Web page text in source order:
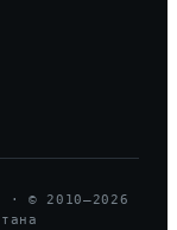
· © 2010—2026